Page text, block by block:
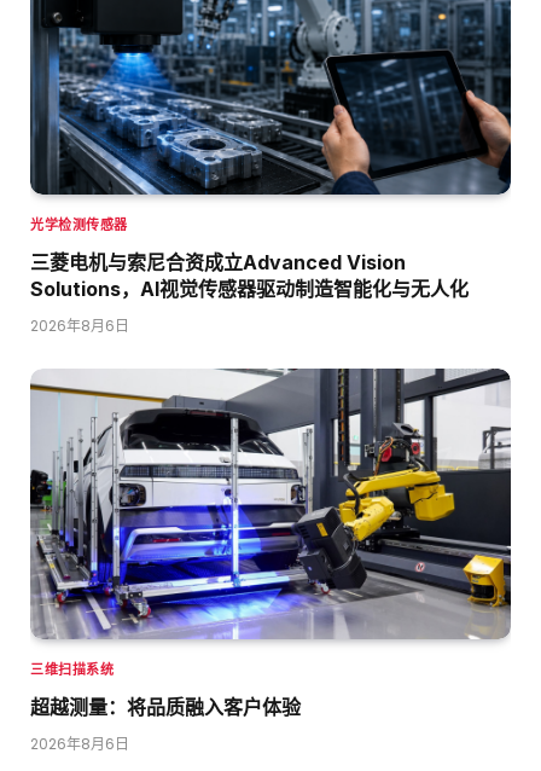
光学检测传感器
三菱电机与索尼合资成立Advanced Vision
Solutions，AI视觉传感器驱动制造智能化与无人化
2026年8月6日
三维扫描系统
超越测量：将品质融入客户体验
2026年8月6日